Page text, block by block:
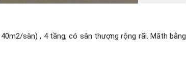
sàn) , 4 tầng, có sân thượng rộng rãi. Măth bằng